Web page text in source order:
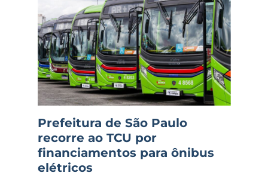
Prefeitura de São Paulo
recorre ao TCU por
financiamentos para ônibus
elétricos